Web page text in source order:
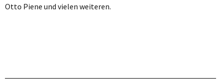
Otto Piene und vielen weiteren.